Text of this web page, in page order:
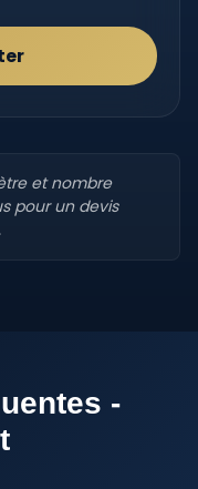
et nombre
pour un devis
-